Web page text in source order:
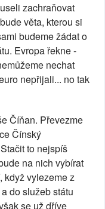
zachraňovat
věta, kterou si
budeme žádat o
Evropa řekne -
nechat
nepřijali... no tak
Číňan. Převezme
Čínský
to nejspíš
na nich vybírat
když vylezeme z
do služeb státu
se už dříve